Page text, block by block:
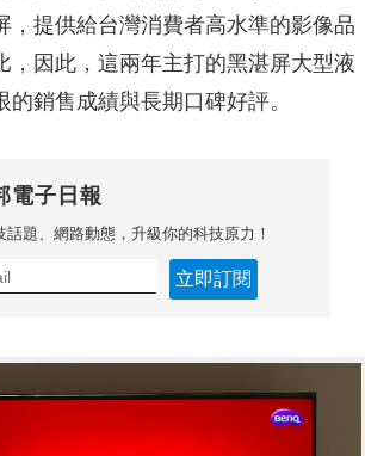
，提供給台灣消費者高水準的影像品
，因此，這兩年主打的黑湛屏大型液
的銷售成績與長期口碑好評。
電子日報
題、網路動態，升級你的科技原力！
立即訂閱